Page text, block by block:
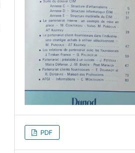
PDF